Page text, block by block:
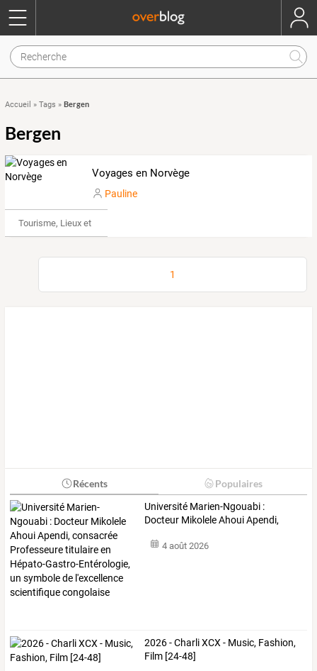
Accueil » Tags » Bergen
Bergen
Voyages en Norvège
Pauline
Tourisme, Lieux et Événements
1
Récents Populaires
Université Marien-Ngouabi :
Docteur MikoleleAhouiApendi,
4 août 2026
2026 - Charli XCX - Music, Fashion,
Film [24-48]